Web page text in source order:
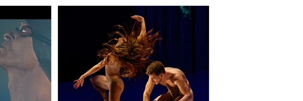
magyarországi díszbemutatójára a Nemzeti
Táncszínházban. Az...